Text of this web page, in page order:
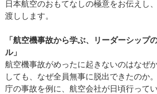
日本航空のおもてなしの極意をお伝えし
渡しします。
「航空機事故から学ぶ、リーダーシップ
ル」
航空機事故がめったに起きないのはなぜ
しても、なぜ全員無事に脱出できたのか
庁の事故を例に、航空会社が日頃行って